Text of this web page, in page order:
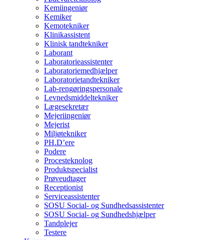
Kemiingeniør
Kemiker
Kemotekniker
Klinikassistent
Klinisk tandtekniker
Laborant
Laboratorieassistenter
Laboratoriemedhjælper
Laboratorietandtekniker
Lab-rengøringspersonale
Levnedsmiddeltekniker
Lægesekretær
Mejeriingeniør
Mejerist
Miljøtekniker
PH.D’ere
Podere
Procesteknolog
Produktspecialist
Prøveudtager
Receptionist
Serviceassistenter
SOSU Social- og Sundhedsassistenter
SOSU Social- og Sundhedshjælper
Tandplejer
Testere